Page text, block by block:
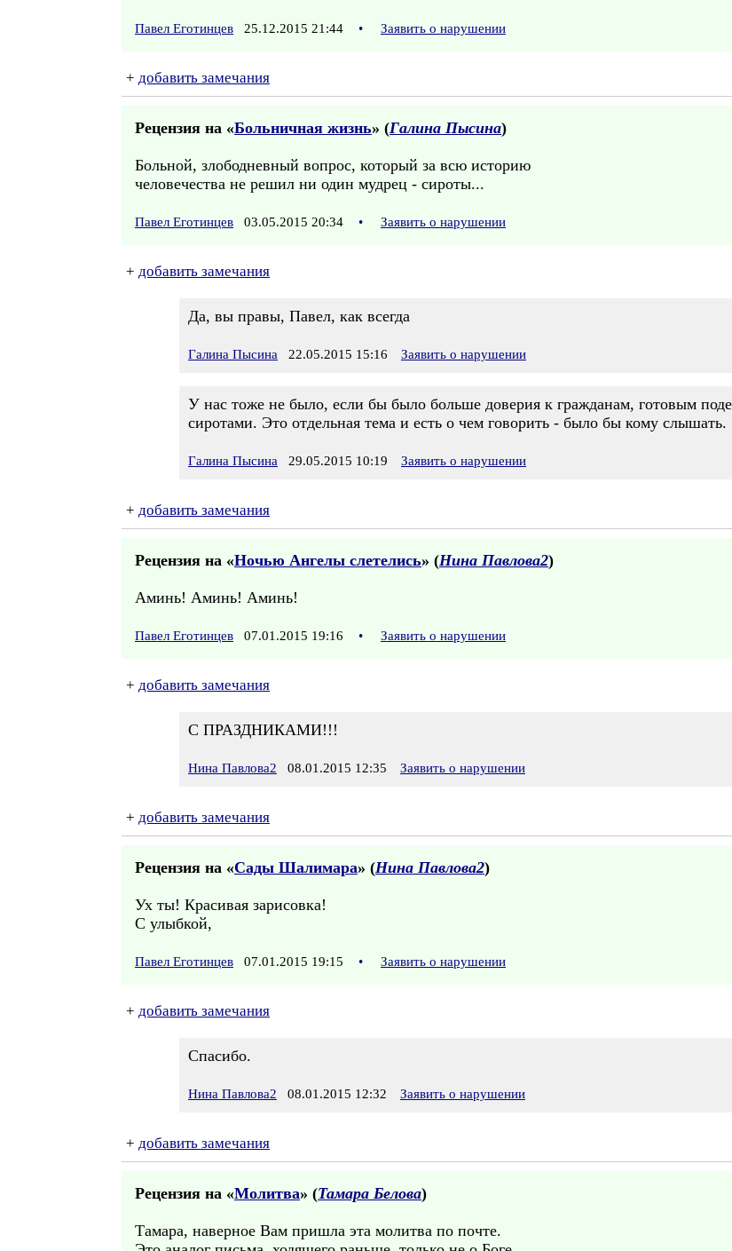
Павел Еготинцев 25.12.2015 21:44 • Заявить о нарушении
+ добавить замечания
Рецензия на «Больничная жизнь» (Галина Пысина)
Больной, злободневный вопрос, который за всю историю
человечества не решил ни один мудрец - сироты...
Павел Еготинцев 03.05.2015 20:34 • Заявить о нарушении
+ добавить замечания
Да, вы правы, Павел, как всегда
Галина Пысина 22.05.2015 15:16 Заявить о нарушении
У нас тоже не было, если бы было больше доверия к гражданам, готовым
сиротами. Это отдельная тема и есть о чем говорить - было бы кому слышать.
Галина Пысина 29.05.2015 10:19 Заявить о нарушении
+ добавить замечания
Рецензия на «Ночью Ангелы слетелись» (Нина Павлова2)
Аминь! Аминь! Аминь!
Павел Еготинцев 07.01.2015 19:16 • Заявить о нарушении
+ добавить замечания
С ПРАЗДНИКАМИ!!!
Нина Павлова2 08.01.2015 12:35 Заявить о нарушении
+ добавить замечания
Рецензия на «Сады Шалимара» (Нина Павлова2)
Ух ты! Красивая зарисовка!
С улыбкой,
Павел Еготинцев 07.01.2015 19:15 • Заявить о нарушении
+ добавить замечания
Спасибо.
Нина Павлова2 08.01.2015 12:32 Заявить о нарушении
+ добавить замечания
Рецензия на «Молитва» (Тамара Белова)
Тамара, наверное Вам пришла эта молитва по почте.